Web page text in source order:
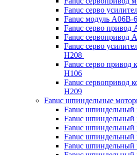
Fanuc серво
Fanuc модуль A06B-
Fanuc серво привод
Fanuc сервопривод
Fanuc серво
H208
Fanuc серво привод
H106
Fanuc сервопривод
H209
Fanuc шпиндельные
Fanuc шпиндельный
Fanuc шпиндельный
Fanuc шпиндельный
Fanuc шпиндельный
Fanuc шпиндельный